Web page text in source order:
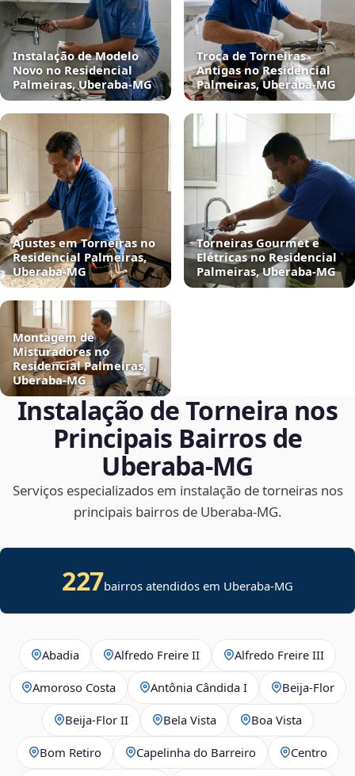
Instalação de Modelo
Novo no Residencial
Palmeiras, Uberaba‑MG
Troca de Torneiras
Antigas no Residencial
Palmeiras, Uberaba‑MG
Ajustes em Torneiras no
Residencial Palmeiras,
Uberaba‑MG
Torneiras Gourmet e
Elétricas no Residencial
Palmeiras, Uberaba‑MG
Montagem de
Misturadores no
Residencial Palmeiras,
Uberaba‑MG
Instalação de Torneira nos
Principais Bairros de
Uberaba‑MG
Serviços especializados em instalação de torneiras nos
principais bairros de Uberaba‑MG.
227bairros atendidos em Uberaba-MG
Abadia Alfredo Freire II Alfredo Freire III
Amoroso Costa Antônia Cândida I Beija‑Flor
Beija‑Flor II Bela Vista Boa Vista
Bom Retiro Capelinha do Barreiro Centro